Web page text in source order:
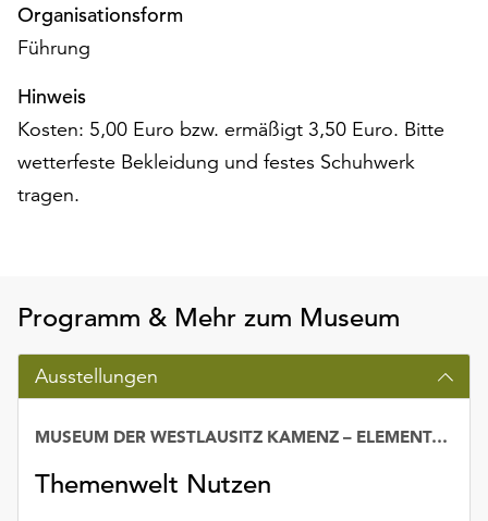
Verfügung.
Funktionale
werden
auch
Ihr
Einverständnis
Sie
verwendeten
Cookies
erreichen
die
Organisationsform
Führung
Hinweis
Kosten: 5,00 Euro bzw. ermäßigt 3,50 Euro. Bitte
wetterfeste Bekleidung und festes Schuhwerk
tragen.
Programm & Mehr zum Museum
Ausstellungen
Themenwelt Nutzen
MUSEUM DER WESTLAUSITZ KAMENZ – ELEMENTARIUM
Datum